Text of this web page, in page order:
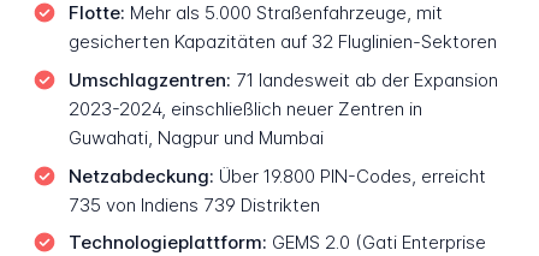
Flotte: Mehr als 5.000 Straßenfahrzeuge, mit
gesicherten Kapazitäten auf 32 Fluglinien-Sektoren
Umschlagzentren: 71 landesweit ab der Expansion
2023-2024, einschließlich neuer Zentren in
Guwahati, Nagpur und Mumbai
Netzabdeckung: Über 19.800 PIN-Codes, erreicht
735 von Indiens 739 Distrikten
Technologieplattform: GEMS 2.0 (Gati Enterprise